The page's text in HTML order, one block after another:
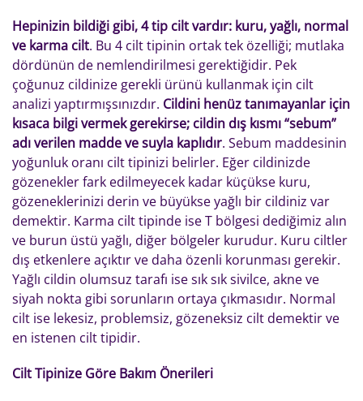
Hepinizin bildiği gibi, 4 tip cilt vardır: kuru, yağlı, normal
ve karma cilt. Bu 4 cilt tipinin ortak tek özelliği; mutlaka
dördünün de nemlendirilmesi gerektiğidir. Pek
çoğunuz cildinize gerekli ürünü kullanmak için cilt
analizi yaptırmışsınızdır. Cildini henüz tanımayanlar için
kısaca bilgi vermek gerekirse; cildin dış kısmı “sebum”
adı verilen madde ve suyla kaplıdır. Sebum maddesinin
yoğunluk oranı cilt tipinizi belirler. Eğer cildinizde
gözenekler fark edilmeyecek kadar küçükse kuru,
gözeneklerinizi derin ve büyükse yağlı bir cildiniz var
demektir. Karma cilt tipinde ise T bölgesi dediğimiz alın
ve burun üstü yağlı, diğer bölgeler kurudur. Kuru ciltler
dış etkenlere açıktır ve daha özenli korunması gerekir.
Yağlı cildin olumsuz tarafı ise sık sık sivilce, akne ve
siyah nokta gibi sorunların ortaya çıkmasıdır. Normal
cilt ise lekesiz, problemsiz, gözeneksiz cilt demektir ve
en istenen cilt tipidir.
Cilt Tipinize Göre Bakım Önerileri